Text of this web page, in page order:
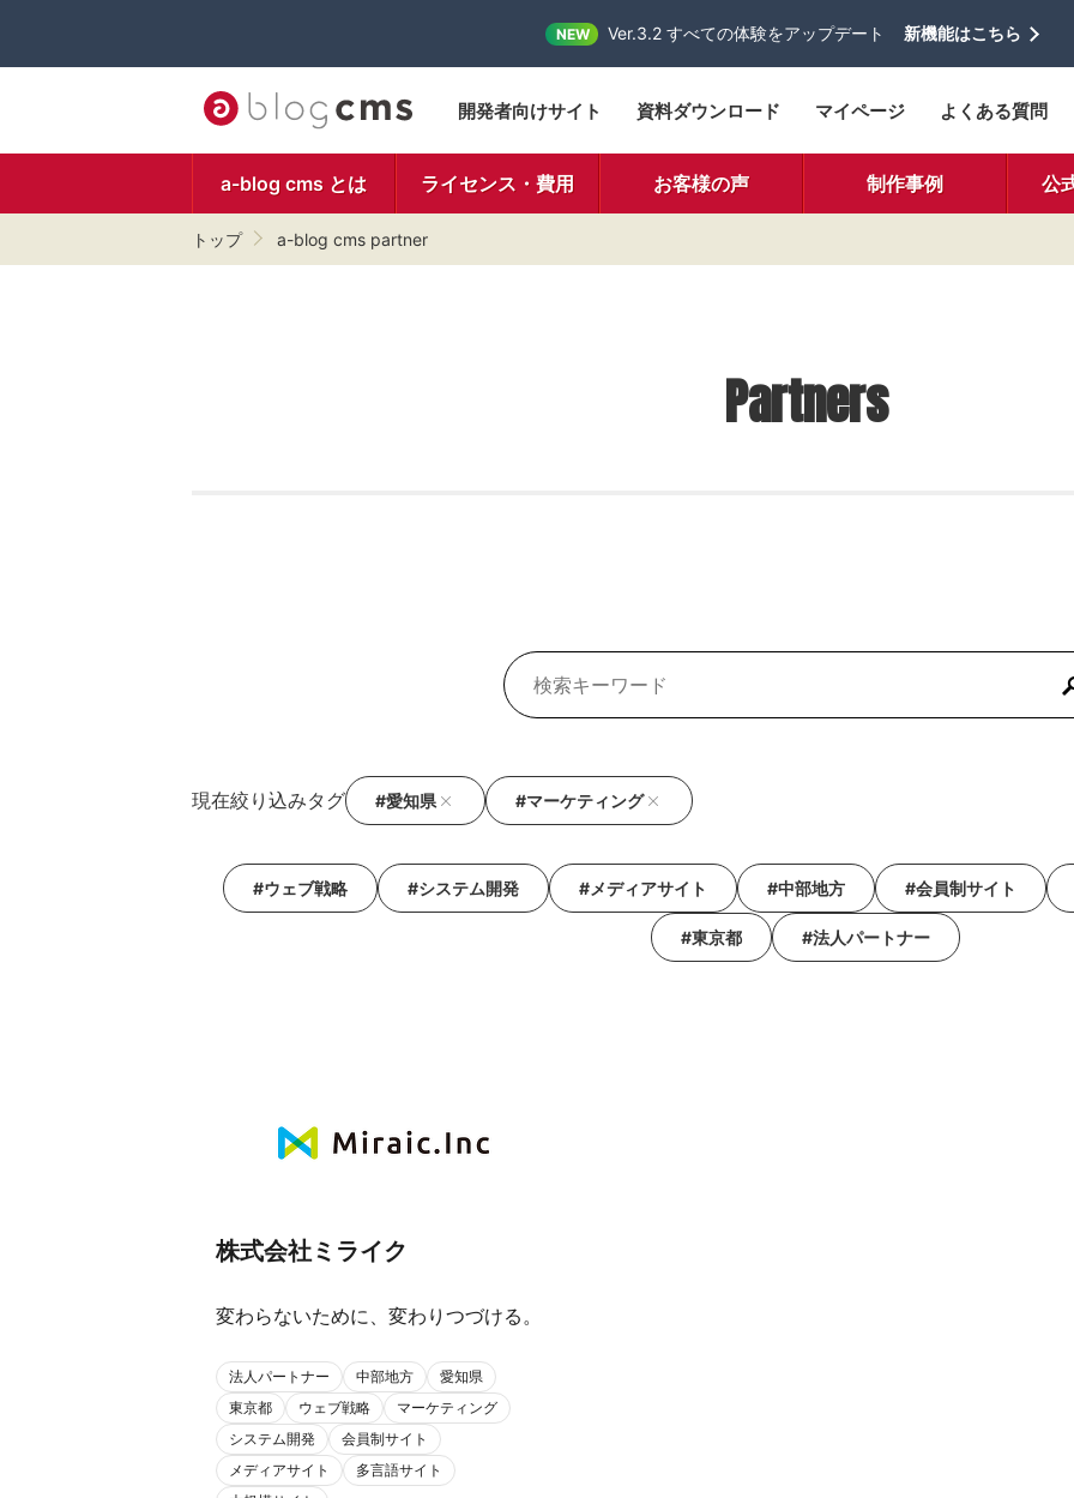
NEW Ver.3.2 すべての体験をアップデート 新機能はこちら
開発者向けサイト 資料ダウンロード マイページ よくある質問
a-blog cms とは ライセンス・費用 お客様の声 制作事例 公
トップ a-blog cms partner
Partners
現在絞り込みタグ #愛知県 #マーケティング
#ウェブ戦略 #システム開発 #メディアサイト #中部地方 #会員制サイト
#東京都 #法人パートナー
株式会社ミライク
変わらないために、変わりつづける。
法人パートナー 中部地方
愛知県
東京都
ウェブ戦略
マーケティング
システム開発
会員制サイト
メディアサイト
多言語サイト